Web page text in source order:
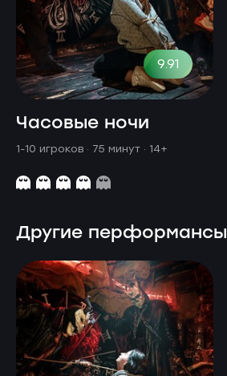
9.91
Часовые ночи
1-10 игроков · 75 минут · 14+
Другие перформансы